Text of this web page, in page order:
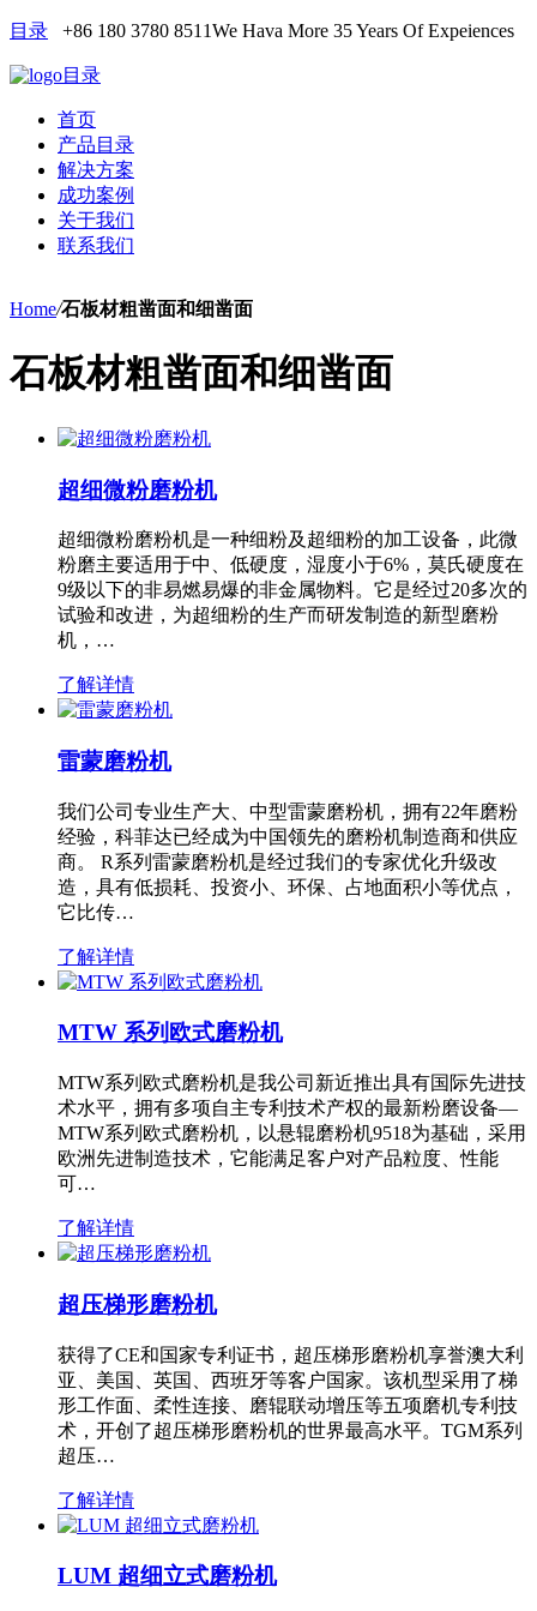
目录 +86 180 3780 8511We Hava More 35 Years Of Expeiences
目录
首页
产品目录
解决方案
成功案例
关于我们
联系我们
Home/石板材粗凿面和细凿面
石板材粗凿面和细凿面
超细微粉磨粉机
超细微粉磨粉机是一种细粉及超细粉的加工设备，此微
粉磨主要适用于中、低硬度，湿度小于6%，莫氏硬度在
9级以下的非易燃易爆的非金属物料。它是经过20多次的
试验和改进，为超细粉的生产而研发制造的新型磨粉
机，…
了解详情
雷蒙磨粉机
我们公司专业生产大、中型雷蒙磨粉机，拥有22年磨粉
经验，科菲达已经成为中国领先的磨粉机制造商和供应
商。 R系列雷蒙磨粉机是经过我们的专家优化升级改
造，具有低损耗、投资小、环保、占地面积小等优点，
它比传…
了解详情
MTW 系列欧式磨粉机
MTW系列欧式磨粉机是我公司新近推出具有国际先进技
术水平，拥有多项自主专利技术产权的最新粉磨设备—
MTW系列欧式磨粉机，以悬辊磨粉机9518为基础，采用
欧洲先进制造技术，它能满足客户对产品粒度、性能
可…
了解详情
超压梯形磨粉机
获得了CE和国家专利证书，超压梯形磨粉机享誉澳大利
亚、美国、英国、西班牙等客户国家。该机型采用了梯
形工作面、柔性连接、磨辊联动增压等五项磨机专利技
术，开创了超压梯形磨粉机的世界最高水平。TGM系列
超压…
了解详情
LUM 超细立式磨粉机